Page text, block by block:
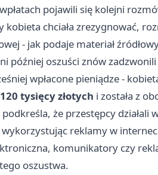
pojawili się kolejni
kobieta chciała zrezygnować,
- jak podaje materiał
później oszuści znów
wpłacone pieniądze -
120 tysięcy złotych i została z
podkreśla, że przestępcy działali
wykorzystując reklamy w
komunikatory czy
oszustwa.